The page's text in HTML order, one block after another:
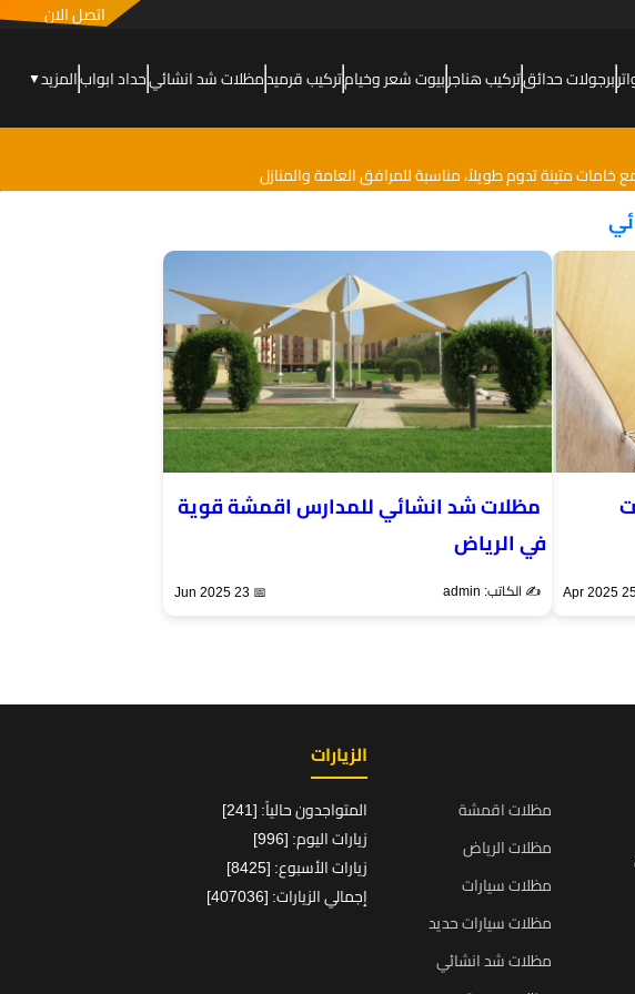
اتصل الان
برجولات حدائقتركيب هناجربيوت شعر وخيامتركيب قرميدمظلات شد انشائيحداد ابوابالمزيد▼
متينة تدوم طويلاً، مناسبة للمرافق العامة والمنازل
مظلات شد انشائي للمدارس اقمشة قوية
في الرياض
✍️ الكاتب: admin 📅 23 Jun 2025
مظلات اقمشة
مظلات الرياض
مظلات سيارات
مظلات سيارات حديد
مظلات شد انشائي
الزيارات
المتواجدون حالياً: [241]
زيارات اليوم: [996]
زيارات الأسبوع: [8425]
إجمالي الزيارات: [407036]